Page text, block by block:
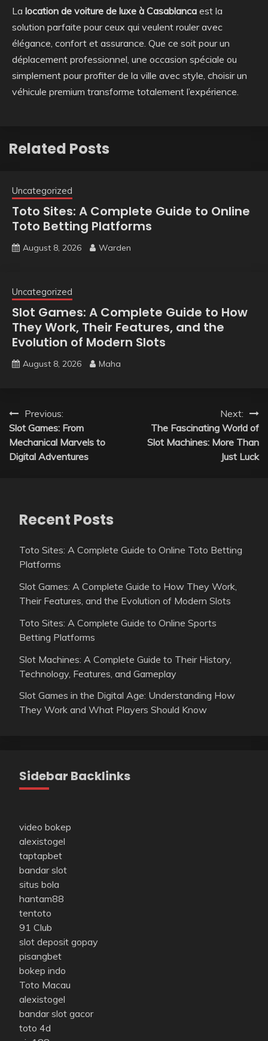
La location de voiture de luxe à Casablanca est la
solution parfaite pour ceux qui veulent rouler avec
élégance, confort et assurance. Que ce soit pour un
déplacement professionnel, une occasion spéciale ou
simplement pour profiter de la ville avec style, choisir un
véhicule premium transforme totalement l’expérience.
Related Posts
Uncategorized
Toto Sites: A Complete Guide to Online
Toto Betting Platforms
August 8, 2026 Warden
Uncategorized
Slot Games: A Complete Guide to How
They Work, Their Features, and the
Evolution of Modern Slots
August 8, 2026 Maha
Post
navigation
Previous:
Slot Games: From
Mechanical Marvels to
Digital Adventures
Next:
The Fascinating World of
Slot Machines: More Than
Just Luck
Recent Posts
Toto Sites: A Complete Guide to Online Toto Betting
Platforms
Slot Games: A Complete Guide to How They Work,
Their Features, and the Evolution of Modern Slots
Toto Sites: A Complete Guide to Online Sports
Betting Platforms
Slot Machines: A Complete Guide to Their History,
Technology, Features, and Gameplay
Slot Games in the Digital Age: Understanding How
They Work and What Players Should Know
Sidebar Backlinks
video bokep
alexistogel
taptapbet
bandar slot
situs bola
hantam88
tentoto
91 Club
slot deposit gopay
pisangbet
bokep indo
Toto Macau
alexistogel
bandar slot gacor
toto 4d